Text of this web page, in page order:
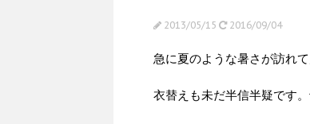
2013/05/15 2016/09/04
急に夏のような暑さが訪れ
衣替えも未だ半信半疑です